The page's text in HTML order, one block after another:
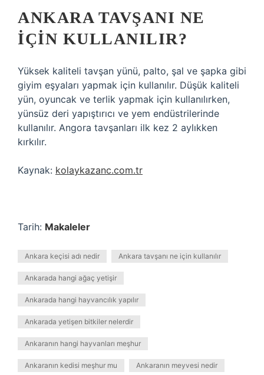
ANKARA TAVŞANI NE
IÇIN KULLANILIR?
Yüksek kaliteli tavşan yünü, palto, şal ve şapka gibi
giyim eşyaları yapmak için kullanılır. Düşük kaliteli
yün, oyuncak ve terlik yapmak için kullanılırken,
yünsüz deri yapıştırıcı ve yem endüstrilerinde
kullanılır. Angora tavşanları ilk kez 2 aylıkken
kırkılır.
Kaynak: kolaykazanc.com.tr
Tarih: Makaleler
Ankara keçisi adı nedir Ankara tavşanı ne için kullanılır
Ankarada hangi ağaç yetişir
Ankarada hangi hayvancılık yapılır
Ankarada yetişen bitkiler nelerdir
Ankaranın hangi hayvanları meşhur
Ankaranın kedisi meşhur mu Ankaranın meyvesi nedir